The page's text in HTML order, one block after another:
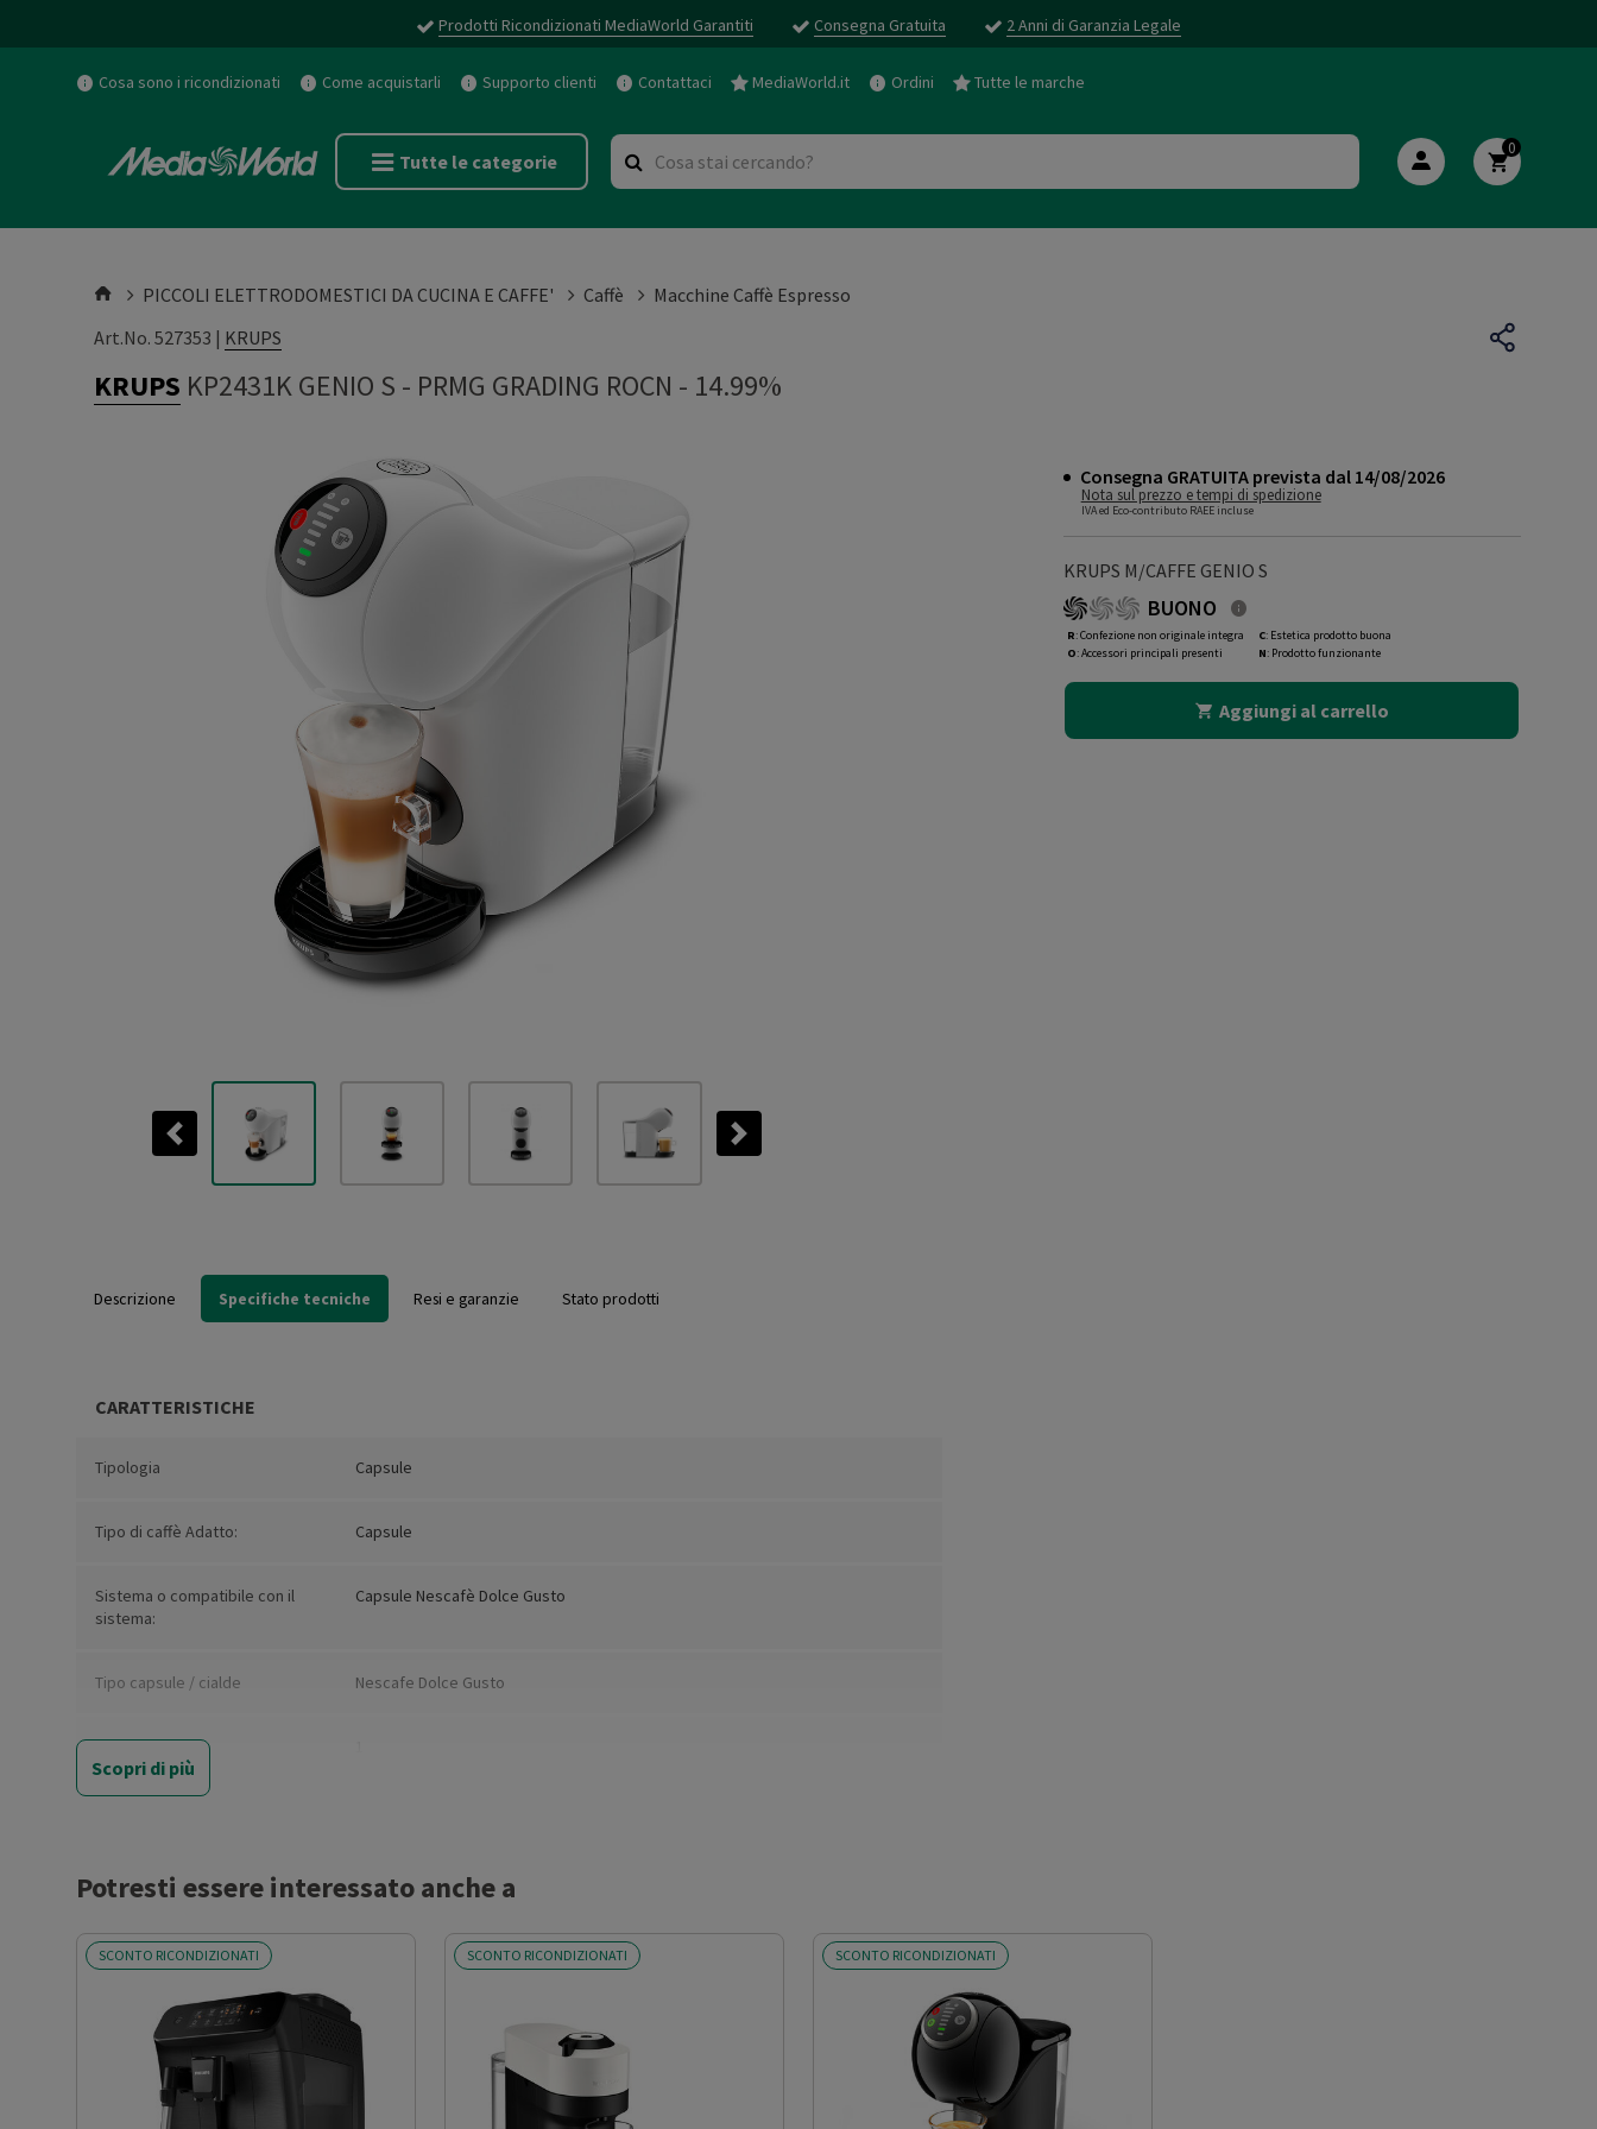
Prodotti Ricondizionati MediaWorld Garantiti Consegna Gratuita 2 Anni di Garanzia Legale
Cosa sono i ricondizionati Come acquistarli Supporto clienti Contattaci MediaWorld.it Ordini Tutte le marche
Tutte le categorie
0
PICCOLI ELETTRODOMESTICI DA CUCINA E CAFFE' Caffè
Macchine Caffè Espresso
Art.No. 527353 | KRUPS
KRUPS KP2431K GENIO S - PRMG GRADING ROCN - 14.99%
Previous Next
Consegna GRATUITA prevista dal 14/08/2026
Nota sul prezzo e tempi di spedizione
IVA ed Eco-contributo RAEE incluse
KRUPS M/CAFFE GENIO S
BUONO
R: Confezione non originale integra
O: Accessori principali presenti
C: Estetica prodotto buona
N: Prodotto funzionante
Aggiungi al carrello
Descrizione Specifiche tecniche Resi e garanzie Stato prodotti
CARATTERISTICHE
Tipologia Capsule
Tipo di caffè Adatto: Capsule
Sistema o compatibile con il
sistema:
Capsule Nescafè Dolce Gusto
Tipo capsule / cialde Nescafe Dolce Gusto
Numero di tazze
Pressione (bar)
Capacità serbatoio acqua (l) 0.8
Display LCD
Regolazione intensità caffè No
Scopri di più
Potresti essere interessato anche a
SCONTO RICONDIZIONATI SCONTO RICONDIZIONATI SCONTO RICONDIZIONATI